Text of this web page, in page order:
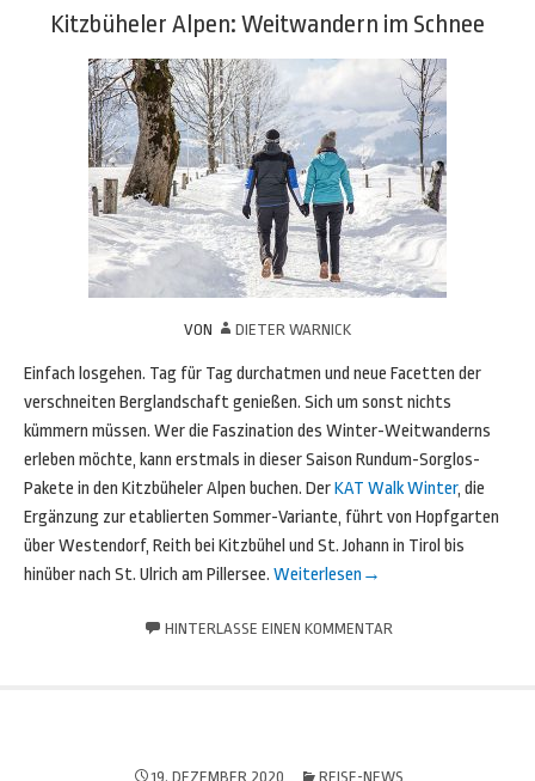
Kitzbüheler Alpen: Weitwandern im Schnee
VON DIETER WARNICK
Einfach losgehen. Tag für Tag durchatmen und neue Facetten der
verschneiten Berglandschaft genießen. Sich um sonst nichts
kümmern müssen. Wer die Faszination des Winter-Weitwanderns
erleben möchte, kann erstmals in dieser Saison Rundum-Sorglos-
Pakete in den Kitzbüheler Alpen buchen. DerKAT Walk Winter, die
Ergänzung zur etablierten Sommer-Variante, führt von Hopfgarten
über Westendorf, Reith bei Kitzbühel und St. Johann in Tirol bis
hinüber nach St. Ulrich am Pillersee. Weiterlesen →
HINTERLASSE EINEN KOMMENTAR
19. DEZEMBER 2020 REISE-NEWS